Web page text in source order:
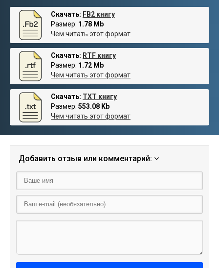
Скачать: FB2 книгу
Размер: 1.78 Mb
Чем читать этот формат
Скачать: RTF книгу
Размер: 1.72 Mb
Чем читать этот формат
Скачать: TXT книгу
Размер: 553.08 Kb
Чем читать этот формат
Добавить отзыв или комментарий: